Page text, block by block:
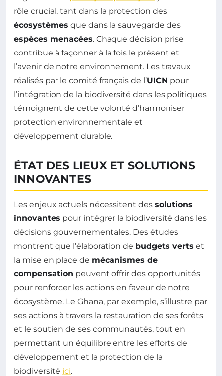
rôle crucial, tant dans la protection des
écosystèmes que dans la sauvegarde des
espèces menacées. Chaque décision prise
contribue à façonner à la fois le présent et
l’avenir de notre environnement. Les travaux
réalisés par le comité français de l’UICN pour
l’intégration de la biodiversité dans les politiques
témoignent de cette volonté d’harmoniser
protection environnementale et
développement durable.
ÉTAT DES LIEUX ET SOLUTIONS
INNOVANTES
Les enjeux actuels nécessitent des solutions
innovantes pour intégrer la biodiversité dans les
décisions gouvernementales. Des études
montrent que l’élaboration de budgets verts et
la mise en place de mécanismes de
compensation peuvent offrir des opportunités
pour renforcer les actions en faveur de notre
écosystème. Le Ghana, par exemple, s’illustre par
ses actions à travers la restauration de ses forêts
et le soutien de ses communautés, tout en
permettant un équilibre entre les efforts de
développement et la protection de la
biodiversité ici.